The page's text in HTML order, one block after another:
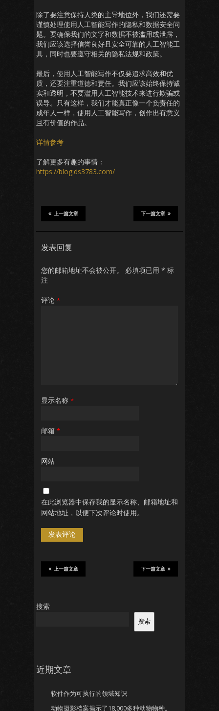
除了要注意保持人类的主导地位外，我们还需要
谨慎处理使用人工智能写作的隐私和数据安全问
题。要确保我们的文字和数据不被滥用或泄露，
我们应该选择信誉良好且安全可靠的人工智能工
具，同时也要遵守相关的隐私法规和政策。
最后，使用人工智能写作不仅要追求高效和优
质，还要注重道德和责任。我们应该始终保持诚
实和透明，不要滥用人工智能技术来进行欺骗或
误导。只有这样，我们才能真正像一个负责任的
成年人一样，使用人工智能写作，创作出有意义
且有价值的作品。
详情参考
了解更多有趣的事情：
https://blog.ds3783.com/
下一篇文章
上一篇文章
发表回复
您的邮箱地址不会被公开。 必填项已用 * 标
注
评论 *
显示名称 *
邮箱 *
网站
在此浏览器中保存我的显示名称、邮箱地址和
网站地址，以便下次评论时使用。
下一篇文章
上一篇文章
搜索
搜索
近期文章
软件作为可执行的领域知识
动物摄影档案揭示了18,000多种动物物种。